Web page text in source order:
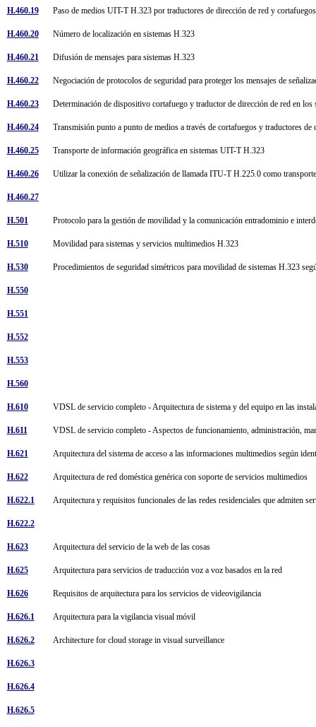
H.460.19 Paso de medios UIT-T H.323 por traductores de dirección de red y
H.460.20 Número de localización en sistemas H.323
H.460.21 Difusión de mensajes para sistemas H.323
H.460.22 Negociación de protocolos de seguridad para proteger los mensajes de
H.460.23 Determinación de dispositivo cortafuego y traductor de dirección de red en
H.460.24 Transmisión punto a punto de medios a través de cortafuegos y traductores
H.460.25 Transporte de información geográfica en sistemas UIT-T H.323
H.460.26 Utilizar la conexión de señalización de llamada ITU-T H.225.0 como
H.460.27
H.501 Protocolo para la gestión de movilidad y la comunicación entradominio e
H.510 Movilidad para sistemas y servicios multimedios H.323
H.530 Procedimientos de seguridad simétricos para movilidad de sistemas H.323
H.550
H.551
H.552
H.553
H.560
H.610 VDSL de servicio completo - Arquitectura de sistema y del equipo en las
H.611 VDSL de servicio completo - Aspectos de funcionamiento, administración,
H.621 Arquitectura del sistema de acceso a las informaciones multimedios según
H.622 Arquitectura de red doméstica genérica con soporte de servicios multimedios
H.622.1 Arquitectura y requisitos funcionales de las redes residenciales que admiten
H.622.2
H.623 Arquitectura del servicio de la web de las cosas
H.625 Arquitectura para servicios de traducción voz a voz basados en la red
H.626 Requisitos de arquitectura para los servicios de videovigilancia
H.626.1 Arquitectura para la vigilancia visual móvil
H.626.2 Architecture for cloud storage in visual surveillance
H.626.3
H.626.4
H.626.5